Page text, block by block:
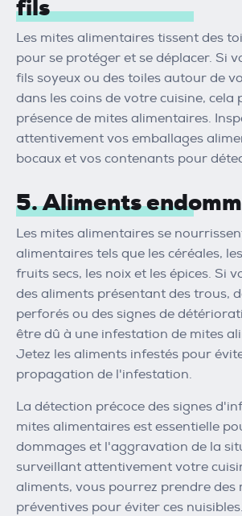
fils
Les mites alimentaires tissent des
pour se protéger et se déplacer. Si
fils soyeux ou des toiles autour de
dans les coins de votre cuisine, cela
présence de mites alimentaires.
attentivement vos emballages
bocaux et vos contenants pour
5. Aliments
Les mites alimentaires se
alimentaires tels que les céréales,
fruits secs, les noix et les épices. Si
des aliments présentant des trous,
perforés ou des signes de
être dû à une infestation de mites
Jetez les aliments infestés pour
propagation de l'infestation.
La détection précoce des signes
mites alimentaires est essentielle
dommages et l'aggravation de la
surveillant attentivement votre
aliments, vous pourrez prendre des
préventives pour éviter ces